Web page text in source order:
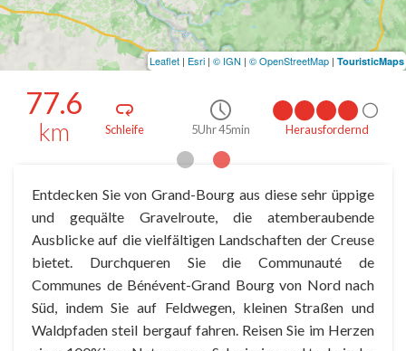
77.6
km Schleife 5Uhr 45min Herausfordernd
Entdecken Sie von Grand-Bourg aus diese sehr üppige
und gequälte Gravelroute, die atemberaubende
Ausblicke auf die vielfältigen Landschaften der Creuse
bietet. Durchqueren Sie die Communauté de
Communes de Bénévent-Grand Bourg von Nord nach
Süd, indem Sie auf Feldwegen, kleinen Straßen und
Waldpfaden steil bergauf fahren. Reisen Sie im Herzen
Leaflet | Esri | © IGN | © OpenStreetMap | TouristicMaps